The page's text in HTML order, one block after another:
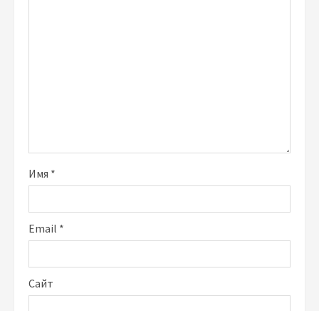
Имя *
Email *
Сайт